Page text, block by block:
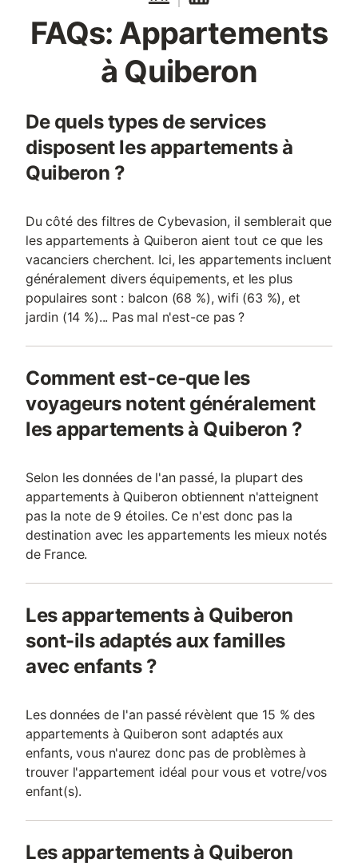
FAQs: Appartements
à Quiberon
De quels types de services
disposent les appartements à
Quiberon ?
Du côté des filtres de Cybevasion, il semblerait que
les appartements à Quiberon aient tout ce que les
vacanciers cherchent. Ici, les appartements incluent
généralement divers équipements, et les plus
populaires sont : balcon (68 %), wifi (63 %), et
jardin (14 %)... Pas mal n'est-ce pas ?
Comment est-ce-que les
voyageurs notent généralement
les appartements à Quiberon ?
Selon les données de l'an passé, la plupart des
appartements à Quiberon obtiennent n'atteignent
pas la note de 9 étoiles. Ce n'est donc pas la
destination avec les appartements les mieux notés
de France.
Les appartements à Quiberon
sont-ils adaptés aux familles
avec enfants ?
Les données de l'an passé révèlent que 15 % des
appartements à Quiberon sont adaptés aux
enfants, vous n'aurez donc pas de problèmes à
trouver l'appartement idéal pour vous et votre/vos
enfant(s).
Les appartements à Quiberon